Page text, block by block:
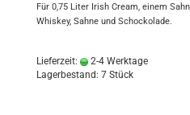
Für 0,75 Liter Irish Cream, einem
Whiskey, Sahne und Schockolade.
Lieferzeit:
2-4 Werktage
Lagerbestand: 7 Stück